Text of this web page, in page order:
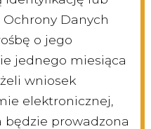
Danych
o jego
jednego miesiąca
wniosek
elektronicznej,
będzie prowadzona